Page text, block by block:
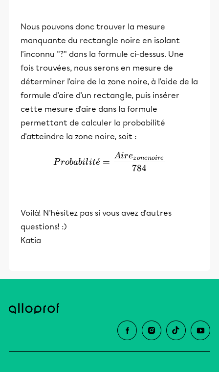
Nous pouvons donc trouver la mesure
manquante du rectangle noire en isolant
l'inconnu "?" dans la formule ci-dessus. Une
fois trouvées, nous serons en mesure de
déterminer l'aire de la zone noire, à l'aide de la
formule d'aire d'un rectangle, puis insérer
cette mesure d'aire dans la formule
permettant de calculer la probabilité
d'atteindre la zone noire, soit :
Probabilité =
Probabilite
ˊ =
784
Airezonenoire
Voilà! N'hésitez pas si vous avez d'autres
questions! :)
Katia